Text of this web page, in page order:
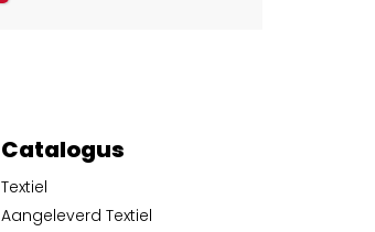
Catalogus
Textiel
Aangeleverd Textiel